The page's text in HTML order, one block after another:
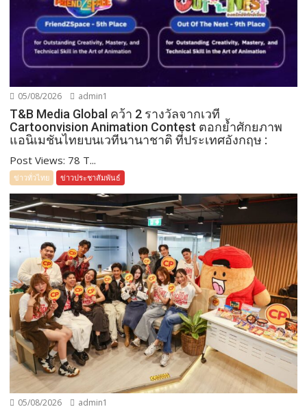
05/08/2026 admin1
T&B Media Global คว้า 2 รางวัลจากเวที
Cartoonvision Animation Contest ตอกย้ำศักยภาพ
แอนิเมชันไทยบนเวทีนานาชาติ ที่ประเทศอังกฤษ :
Post Views: 78 T...
ข่าวทั่วไทย ข่าวประชาสัมพันธ์
05/08/2026 admin1